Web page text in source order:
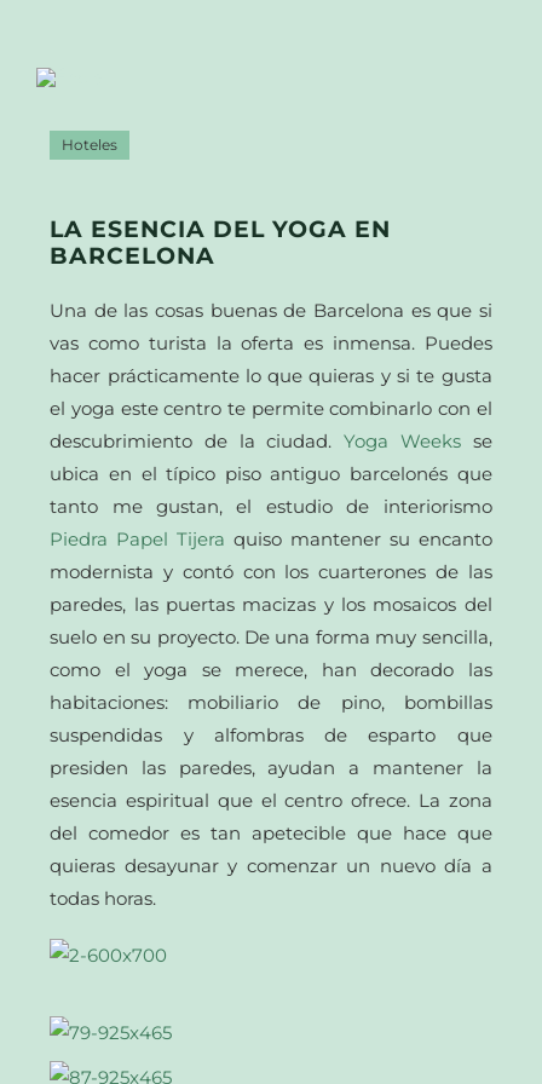
Hoteles
LA ESENCIA DEL YOGA EN
BARCELONA
Una de las cosas buenas de Barcelona es que si
vas como turista la oferta es inmensa. Puedes
hacer prácticamente lo que quieras y si te gusta
el yoga este centro te permite combinarlo con el
descubrimiento de la ciudad.Yoga Weeksse
ubica en el típico piso antiguo barcelonés que
tanto me gustan, el estudio de interiorismo
Piedra Papel Tijera quiso mantener su encanto
modernista y contó con los cuarterones de las
paredes, las puertas macizas y los mosaicos del
suelo en su proyecto. De una forma muy sencilla,
como el yoga se merece, han decorado las
habitaciones: mobiliario de pino, bombillas
suspendidas y alfombras de esparto que
presiden las paredes, ayudan a mantener la
esencia espiritual que el centro ofrece. La zona
del comedor es tan apetecible que hace que
quieras desayunar y comenzar un nuevo día a
todas horas.